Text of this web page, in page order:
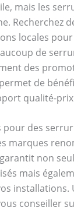
mais les
Recherchez
locales
de
des
de
qualité-
pour des
marques
non
mais
conseiller